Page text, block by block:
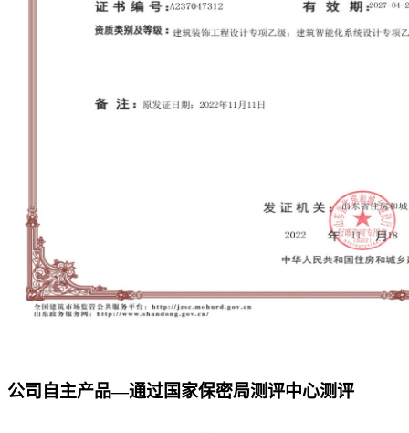
公司自主产品—通过国家保密局测评中心测评